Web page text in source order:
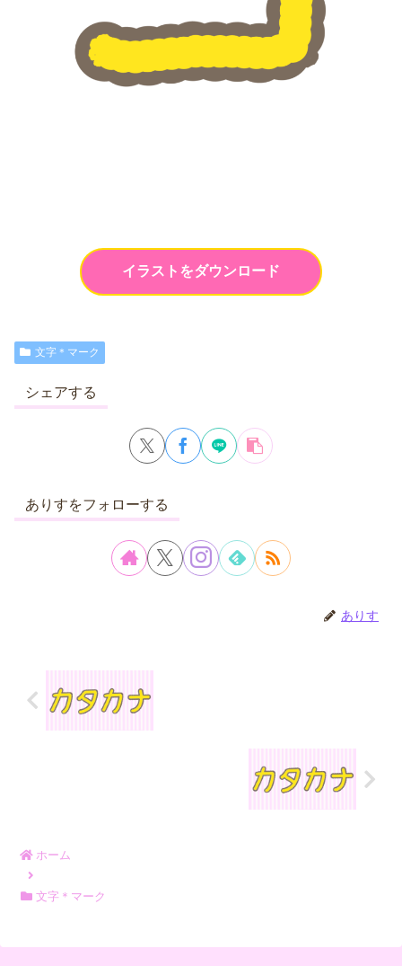
イラストをダウンロード
文字＊マーク
シェアする
ありすをフォローする
ありす
ホーム
文字＊マーク